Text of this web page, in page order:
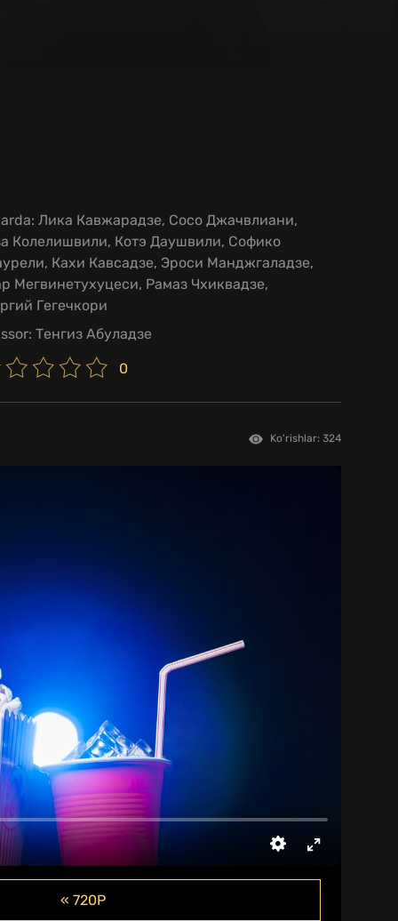
Лика Кавжарадзе, Сосо Джачвлиани,
Колелишвили, Котэ Даушвили, Софико
Кахи Кавсадзе, Эроси Манджгаладзе,
Мегвинетухуцеси, Рамаз Чхиквадзе,
Гегечкори
Тенгиз Абуладзе
0
Ko'rishlar: 324
« 720P